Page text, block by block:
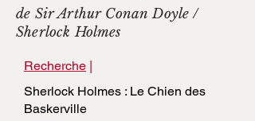
de Sir Arthur Conan Doyle /
Sherlock Holmes
Recherche |
Sherlock Holmes : Le Chien des
Baskerville